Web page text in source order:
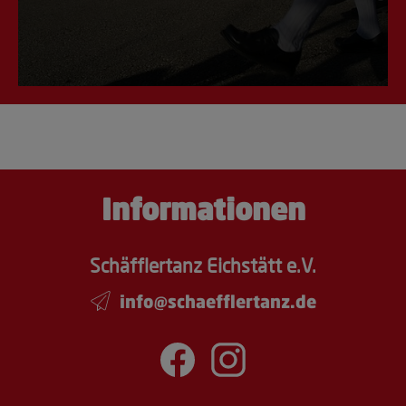
Informationen
Schäfflertanz Eichstätt e.V.
info@schaefflertanz.de